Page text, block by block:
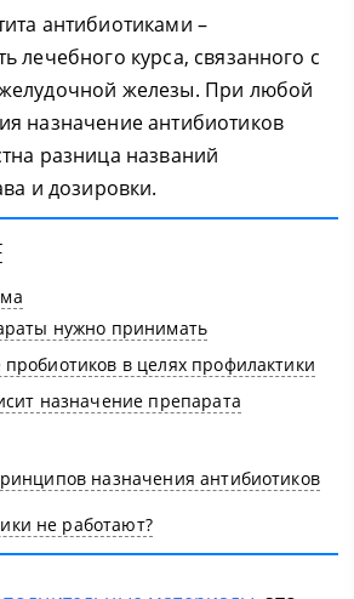
антибиотиками –
лечебного курса, связанного с
железы. При любой
назначение антибиотиков
разница названий
и дозировки.
нужно принимать
в целях профилактики
назначение препарата
назначения антибиотиков
не работают?